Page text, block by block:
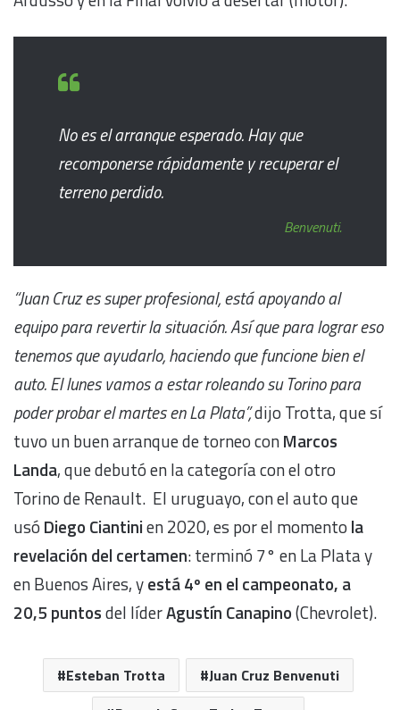
No es el arranque esperado. Hay que
recomponerse rápidamente y recuperar el
terreno perdido.
Benvenuti.
“Juan Cruz es super profesional, está apoyando al
equipo para revertir la situación. Así que para lograr eso
tenemos que ayudarlo, haciendo que funcione bien el
auto. El lunes vamos a estar roleando su Torino para
poder probar el martes en La Plata”,dijo Trotta, que sí
tuvo un buen arranque de torneo conMarcos
Landa, que debutó en la categoría con el otro
Torino de Renault. El uruguayo, con el auto que
usó Diego Ciantinien 2020, es por el momento la
revelación del certamen: terminó 7° en La Plata y
en Buenos Aires, yestá 4º en el campeonato, a
20,5 puntosdel líderAgustín Canapino(Chevrolet).
Esteban Trotta
Juan Cruz Benvenuti